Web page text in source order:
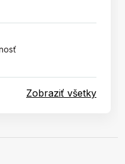
Zobraziť všetky